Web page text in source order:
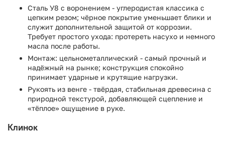
Сталь У8 с воронением - углеродистая классика с
цепким резом; чёрное покрытие уменьшает блики и
служит дополнительной защитой от коррозии.
Требует простого ухода: протереть насухо и немного
масла после работы.
Монтаж: цельнометаллический - самый прочный и
надёжный на рынке; конструкция спокойно
принимает ударные и крутящие нагрузки.
Рукоять из венге - твёрдая, стабильная древесина с
природной текстурой, добавляющей сцепление и
«тёплое» ощущение в руке.
Клинок